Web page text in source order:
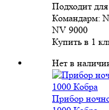
Подходит
Командарм:
NV 9000
Купить в 1
Нет в
Прибор